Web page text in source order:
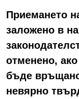
Приемането
заложено в
отменено,
бъде
невярно